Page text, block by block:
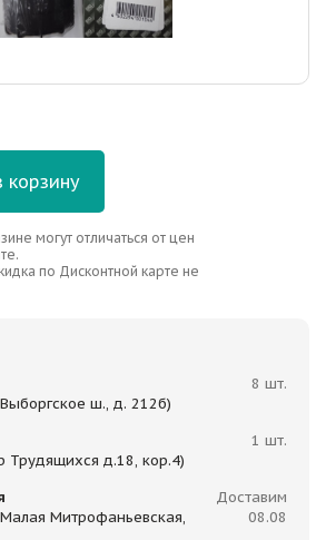
корзину
могут отличаться от цен
по Дисконтной карте не
ш., д. 212б)
8 шт.
Трудящихся д.18, кор.4)
1 шт.
Митрофаньевская,
Доставим
08.08